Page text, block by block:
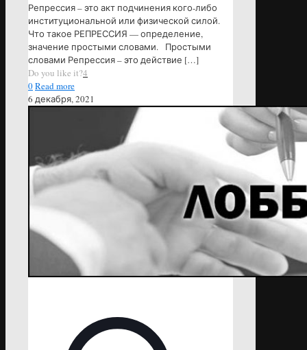
Репрессия – это акт подчинения кого-либо
институциональной или физической силой.
Что такое РЕПРЕССИЯ — определение,
значение простыми словами. Простыми
словами Репрессия – это действие […]
Do you like it?4
0Read more
6 декабря, 2021